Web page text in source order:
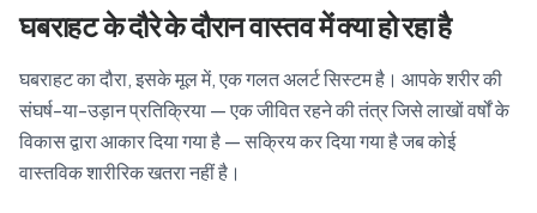
घबराहट के दौरे के दौरान वास्तव में क्या हो रहा है
घबराहट का दौरा, इसके मूल में, एक गलत अलर्ट सिस्टम है। आपके शरीर की
संघर्ष-या-उड़ान प्रतिक्रिया — एक जीवित रहने की तंत्र जिसे लाखों वर्षों के
विकास द्वारा आकार दिया गया है — सक्रिय कर दिया गया है जब कोई
वास्तविक शारीरिक खतरा नहीं है।